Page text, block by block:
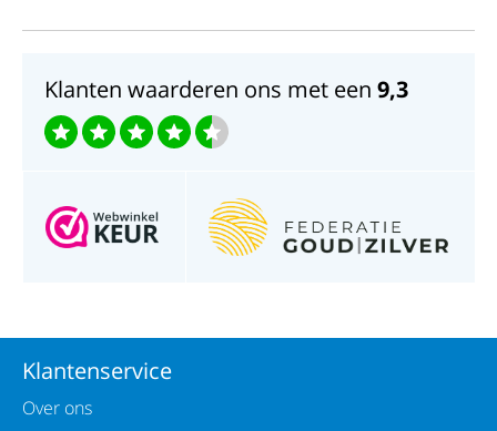
Klanten waarderen ons met een 9,3
Klantenservice
Over ons